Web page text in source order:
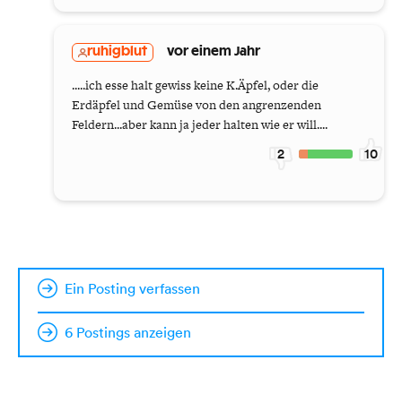
ruhigblut vor einem Jahr
.....ich esse halt gewiss keine K.Äpfel, oder die
Erdäpfel und Gemüse von den angrenzenden
Feldern...aber kann ja jeder halten wie er will....
2 10
Ein Posting verfassen
6 Postings anzeigen